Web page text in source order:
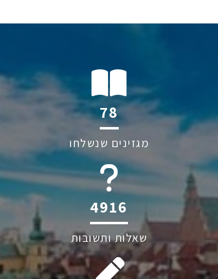
129
מגזינים שנשלחו
6045
שאלות ותשובות